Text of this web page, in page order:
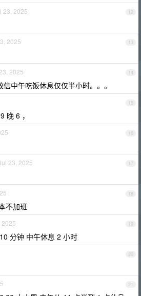
12
23, 2025
13
2025
14
2025
中午吃饭休息仅仅半小时。。。
15
晚 6 ，
16
17
23, 2025
18
不加班
19
分钟 中午休息 2 小时
20
21